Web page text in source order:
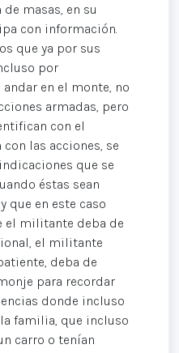
masas, en su
con información.
que ya por sus
por
en el monte, no
armadas, pero
con el
las acciones, se
que se
éstas sean
que en este caso
el militante deba de
el militante
deba de
para recordar
donde incluso
familia, que incluso
carro o tenían